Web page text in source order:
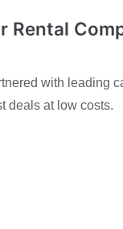
Rental
with leading
deals at low costs.